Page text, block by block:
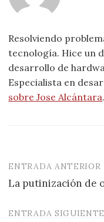
Resolviendo
tecnología. Hice un
desarrollo de
Especialista en
sobre Jose Alcántara.
Navegación
de
entradas
ENTRADA ANTERIOR
La putinización de
ENTRADA SIGUIENTE